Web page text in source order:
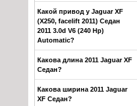
Какой привод у Jaguar XF
(X250, facelift 2011) Седан
2011 3.0d V6 (240 Hp)
Automatic?
Какова длина 2011 Jaguar XF
Седан?
Какова ширина 2011 Jaguar
XF Седан?